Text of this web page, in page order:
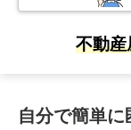
不動産
自分で簡単に